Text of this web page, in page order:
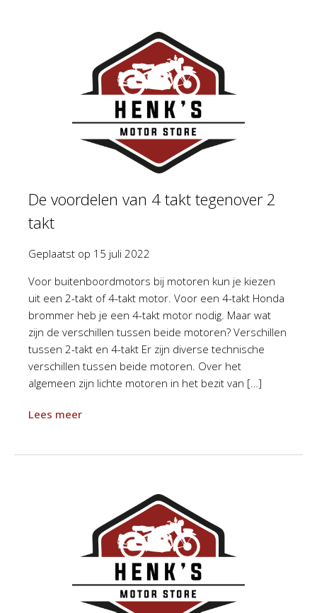
De voordelen van 4 takt tegenover 2
takt
Geplaatst op 15 juli 2022
Voor buitenboordmotors bij motoren kun je kiezen
uit een 2-takt of 4-takt motor. Voor een 4-takt Honda
brommer heb je een 4-takt motor nodig. Maar wat
zijn de verschillen tussen beide motoren? Verschillen
tussen 2-takt en 4-takt Er zijn diverse technische
verschillen tussen beide motoren. Over het
algemeen zijn lichte motoren in het bezit van […]
Lees meer